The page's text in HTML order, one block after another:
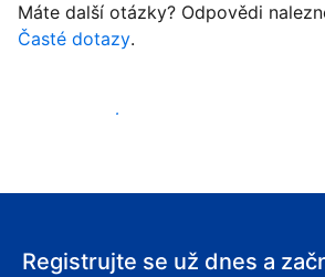
Máte další otázky? Odpovědi
Časté dotazy.
Začít přijímat hosty
Registrujte se už dnes a